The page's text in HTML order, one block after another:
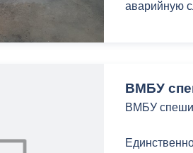
Выборы 2026
аварийную
ВМБУ
ВМБУ